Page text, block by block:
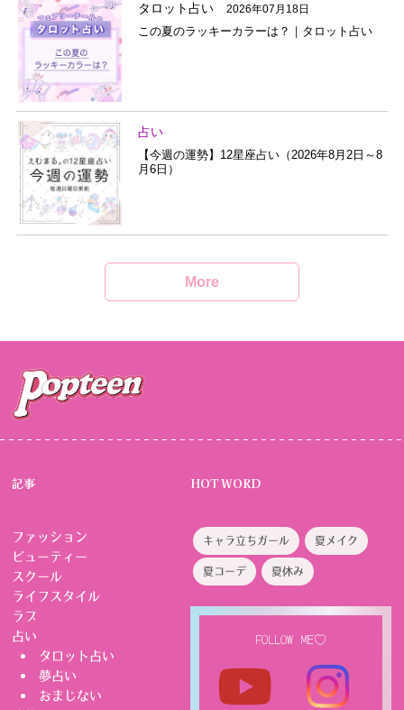
タロット占い 2026年07月18日
この夏のラッキーカラーは？｜タロット占い
占い
【今週の運勢】12星座占い（2026年8月2日～8
月6日）
More
記事
ファッション
ビューティー
スクール
ライフスタイル
ラブ
占い
タロット占い
夢占い
おまじない
HOT WORD
キャラ立ちガール 夏メイク
夏コーデ 夏休み
FOLLOW ME♡